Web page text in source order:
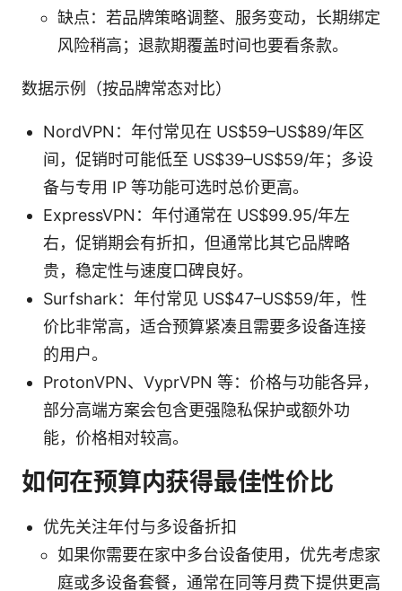
缺点：若品牌策略调整、服务变动，长期绑定
风险稍高；退款期覆盖时间也要看条款。
数据示例（按品牌常态对比）
NordVPN：年付常见在 US$59–US$89/年区
间，促销时可能低至 US$39–US$59/年；多设
备与专用 IP 等功能可选时总价更高。
ExpressVPN：年付通常在 US$99.95/年左
右，促销期会有折扣，但通常比其它品牌略
贵，稳定性与速度口碑良好。
Surfshark：年付常见 US$47–US$59/年，性
价比非常高，适合预算紧凑且需要多设备连接
的用户。
ProtonVPN、VyprVPN 等：价格与功能各异，
部分高端方案会包含更强隐私保护或额外功
能，价格相对较高。
如何在预算内获得最佳性价比
优先关注年付与多设备折扣
如果你需要在家中多台设备使用，优先考虑家
庭或多设备套餐，通常在同等月费下提供更高